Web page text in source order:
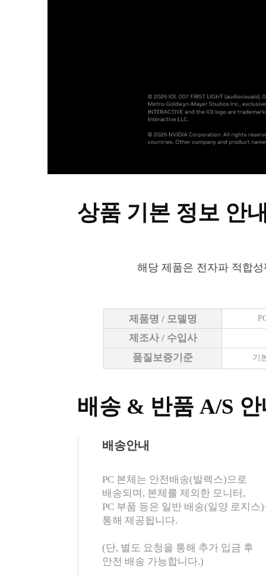
배송 & 반품 A/S
PC 본체는 안전배송(발렉스)으로
배송되며, 본체를 제외한 모니터,
PC 부품 등은 일반 배송(일양 로지스
통해 제공됩니다.
(단, 별도 요청을 통해 추가 입금 후
안전 배송 가능합니다.)
배송안내
상품 기본 정보 안
해당 제품은 전자파 적합
제품명 / 모델명
제조사 / 수입사
품질보증기준
기